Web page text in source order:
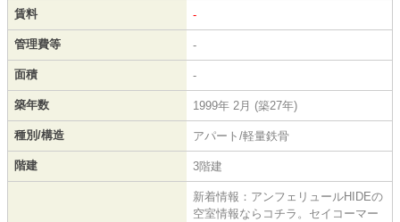
賃料 -
管理費等 -
面積 -
築年数 1999年 2月 (築27年)
種別/構造 アパート/軽量鉄骨
階建 3階建
新着情報：アンフェリュールHIDEの
空室情報ならコチラ。セイコーマー